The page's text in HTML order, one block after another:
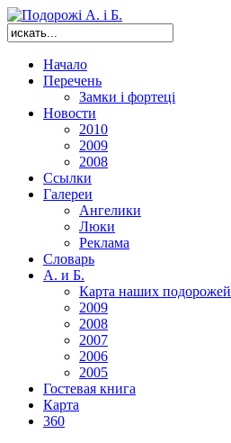
Начало
Перечень
Замки і фортеці
Новости
2010
2009
2008
Ссылки
Галереи
Ангелики
Люки
Реклама
Словарь
А. и Б.
Карта наших подорожей
2009
2008
2007
2006
2005
Гостевая книга
Карта
360